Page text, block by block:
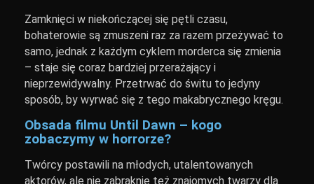
Zamknięci w niekończącej się pętli czasu,
bohaterowie są zmuszeni raz za razem przeżywać to
samo, jednak z każdym cyklem morderca się zmienia
– staje się coraz bardziej przerażający i
nieprzewidywalny. Przetrwać do świtu to jedyny
sposób, by wyrwać się z tego makabrycznego kręgu.
Obsada filmu Until Dawn – kogo
zobaczymy w horrorze?
Twórcy postawili na młodych, utalentowanych
aktorów, ale nie zabraknie też znajomych twarzy dla